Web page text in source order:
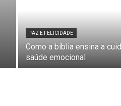
PAZ E FELICIDADE
Como a bíblia ensina a
saúde emocional